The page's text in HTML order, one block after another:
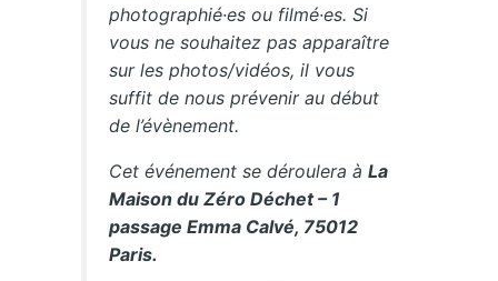
photographié·es ou filmé·es. Si
vous ne souhaitez pas apparaître
sur les photos/vidéos, il vous
suffit de nous prévenir au début
de l’évènement.
Cet événement se déroulera àLa
Maison du Zéro Déchet – 1
passage Emma Calvé, 75012
Paris.